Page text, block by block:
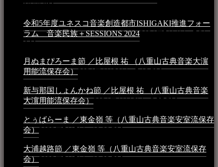
10:50 PM
令和5年度ユネスコ音楽創造都市ISHIGAKI推進フォー
ラム 音楽民族＋SESSIONS 20242024年5月4日 - 7:21
AM
月ぬまぴろーま節 ／比屋根 祐 （八重山古典音楽大濵
用能流保存会）2024年4月20日 - 5:19 PM
新与那国しょんかね節 ／比屋根 祐 （八重山古典音楽
大濵用能流保存会）2024年4月16日 - 3:57 PM
とぅばらーま ／東金嶺 等（八重山古典音楽安室流保存
会）2023年5月5日 - 10:08 PM
大浦越路節 ／東金嶺 等（八重山古典音楽安室流保存
会）2023年5月5日 - 10:03 PM